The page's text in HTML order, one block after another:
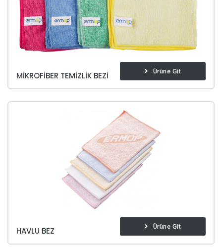
MIKROFIBER TEMIZLIK BEZI Ürüne Git
HAVLU BEZ Ürüne Git